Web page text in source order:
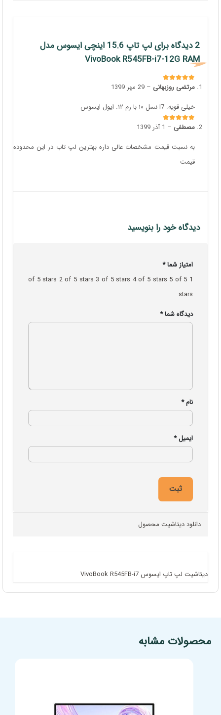
2 دیدگاه برای
لپ تاپ 15.6 اینچی ایسوس مدل
VivoBook R545FB-i7-12G RAM
امتیاز از 5
مرتضی روزبهانی – 29 مهر 1399
خیلی قویه. I7 نسل ۱۰ با رم ۱۲. ایول ایسوس
امتیاز از 5 مصطفی – 1 آذر 1399
به نسبت قیمت مشخصات عالی داره بهترین لپ تاب در این محدوده
قیمت
دیدگاه خود را بنویسید
امتیاز شما*
1 of 5 stars
2 of 5 stars 3 of 5 stars 4 of 5 stars 5 of 5
stars
دیدگاه شما*
نام*
ایمیل*
دانلود دیتاشیت محصول
دیتاشیت لپ تاپ ایسوس VivoBook R545FB-i7
محصولات مشابه